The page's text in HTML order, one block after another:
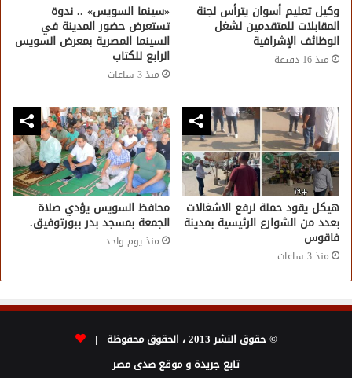
وكيل تعليم أسوان يترأس لجنة
المقابلات للمتقدمين لشغل
الوظائف الإشرافية
منذ 16 دقيقة
«سينما السويس» .. ندوة
تستعرض حضور المدينة في
السينما المصرية بمعرض السويس
الرابع للكتاب
منذ 3 ساعات
هيكل يقود حملة لرفع الاشغالات
بعدد من الشوارع الرئيسية بمدينة
فاقوس
منذ 3 ساعات
محافظ السويس يؤدي صلاة
الجمعة بمسجد بدر ببورتوفيق.
منذ يوم واحد
© حقوق النشر 2013 ، الحقوق محفوظة |
تابع جريدة و موقع صدى مصر